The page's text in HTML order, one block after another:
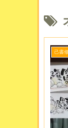
己書